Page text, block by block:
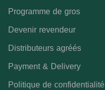
Programme de gros
Devenir revendeur
Distributeurs agréés
Payment & Delivery
Politique de confidentialité